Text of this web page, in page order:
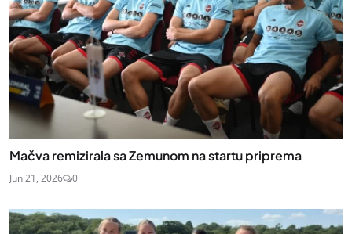
Mačva remizirala sa Zemunom na startu priprema
Jun 21, 2026 0